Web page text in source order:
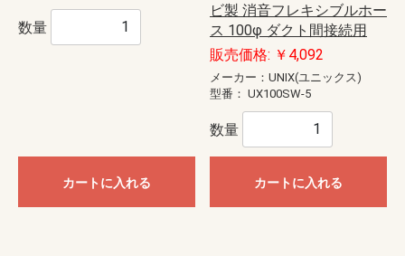
数量
カートに入れる
ビ製 消音フレキシブルホー
ス 100φ ダクト間接続用
販売価格: ￥4,092
メーカー：UNIX(ユニックス)
型番： UX100SW-5
数量
カートに入れる